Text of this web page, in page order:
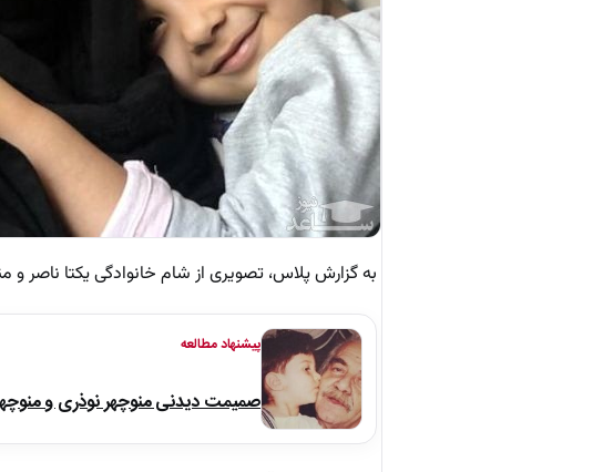
به گزارش پلاس، تصویری از شام خانوادگی یکتا ناصر
پیشنهاد مطالعه
صمیمت دیدنی منوچهر نوذری و